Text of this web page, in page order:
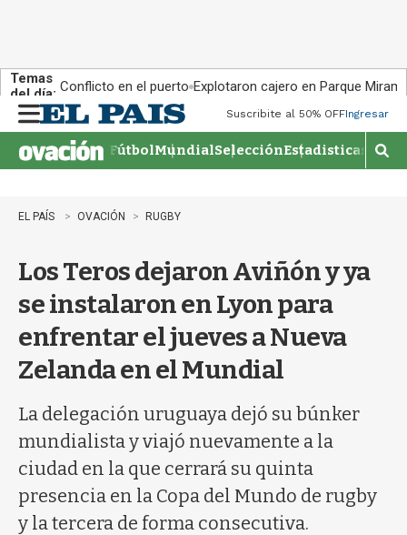
Temas
del día: Conflicto en el puerto Explotaron cajero en Parque
n
u
Suscribite al 50% OFFIngresar
FútbolMundialSelecciónEstadisticas
M
o
EL PAÍS OVACIÓN RUGBY
Los Teros dejaron Aviñón y ya
se instalaron en Lyon para
enfrentar el jueves a Nueva
Zelanda en el Mundial
La delegación uruguaya dejó su búnker
mundialista y viajó nuevamente a la
ciudad en la que cerrará su quinta
presencia en la Copa del Mundo de rugby
y la tercera de forma consecutiva.